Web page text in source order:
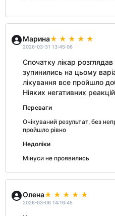
Марина
2026-03-31 13:45:06
Спочатку лікар
зупинились на цьому
лікування все пройшло
Ніяких негативних
Переваги
Очікуваний результат, без
пройшло рівно
Недоліки
Мінуси не проявились
Олена
2026-03-06 14:16:45